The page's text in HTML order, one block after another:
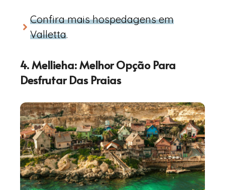
Confira mais hospedagens em
Valletta.
4. Mellieha: Melhor Opção Para
Desfrutar Das Praias